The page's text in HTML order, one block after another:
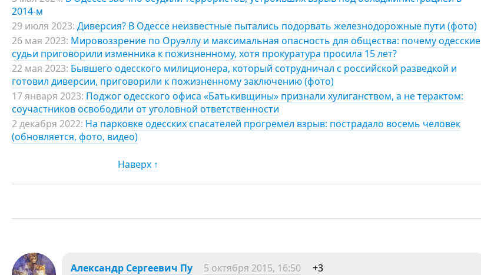
2014-м
29 июля 2023: Диверсия? В Одессе неизвестные пытались подорвать железнодорожные пути (фото)
26 мая 2023: Мировоззрение по Оруэллу и максимальная опасность для общества: почему одесские
судьи приговорили изменника к пожизненному, хотя прокуратура просила 15 лет?
22 мая 2023: Бывшего одесского милиционера, который сотрудничал с российской разведкой и
готовил диверсии, приговорили к пожизненному заключению (фото)
17 января 2023: Поджог одесского офиса «Батькивщины» признали хулиганством, а не терактом:
соучастников освободили от уголовной ответственности
2 декабря 2022: На парковке одесских спасателей прогремел взрыв: пострадало восемь человек
(обновляется, фото, видео)
Наверх ↑
Александр Сергеевич Пу 5 октября 2015, 16:50
+3